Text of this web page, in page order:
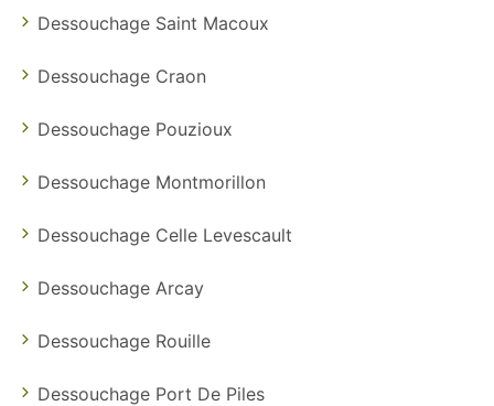
Dessouchage Saint Macoux
Dessouchage Craon
Dessouchage Pouzioux
Dessouchage Montmorillon
Dessouchage Celle Levescault
Dessouchage Arcay
Dessouchage Rouille
Dessouchage Port De Piles